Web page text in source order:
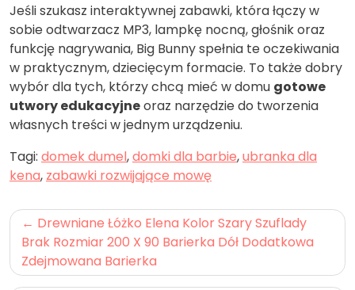
Jeśli szukasz interaktywnej zabawki, która łączy w
sobie odtwarzacz MP3, lampkę nocną, głośnik oraz
funkcję nagrywania, Big Bunny spełnia te oczekiwania
w praktycznym, dziecięcym formacie. To także dobry
wybór dla tych, którzy chcą mieć w domu gotowe
utwory edukacyjneoraz narzędzie do tworzenia
własnych treści w jednym urządzeniu.
Tagi: domek dumel,domki dla barbie,ubranka dla
kena, zabawki rozwijające mowę
Nawigacja
wpisu
Drewniane Łóżko Elena Kolor Szary Szuflady
Brak Rozmiar 200 X 90 Barierka Dół Dodatkowa
Zdejmowana Barierka